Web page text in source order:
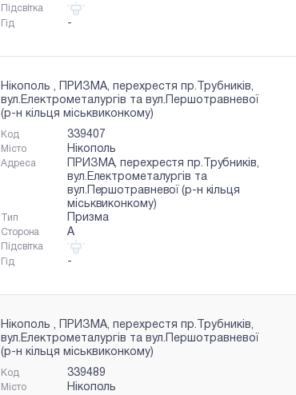
Підсвітка
Гід
-
Нікополь , ПРИЗМА, перехрестя пр.Трубників,
вул.Електрометалургів та вул.Першотравневої
(р-н кільця міськвиконкому)
Код 339407
Місто Нікополь
Адреса
ПРИЗМА, перехрестя пр.Трубників,
вул.Електрометалургів та
вул.Першотравневої (р-н кільця
міськвиконкому)
Тип Призма
Сторона A
Підсвітка
Гід
-
Нікополь , ПРИЗМА, перехрестя пр.Трубників,
вул.Електрометалургів та вул.Першотравневої
(р-н кільця міськвиконкому)
Код 339489
Місто Нікополь